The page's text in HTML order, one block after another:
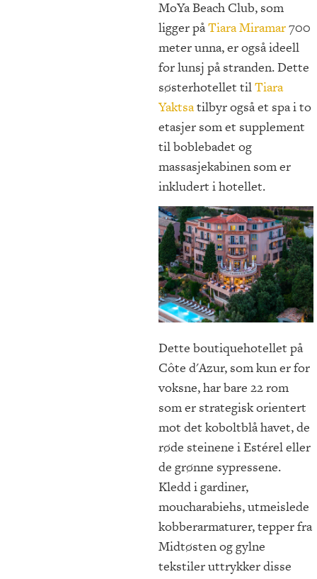
MoYa Beach Club, som
ligger påTiara Miramar700
meter unna, er også ideell
for lunsj på stranden. Dette
søsterhotellet tilTiara
Yaktsatilbyr også et spa i to
etasjer som et supplement
til boblebadet og
massasjekabinen som er
inkludert i hotellet.
Dette boutiquehotellet på
Côte d'Azur, som kun er for
voksne, har bare 22 rom
som er strategisk orientert
mot det koboltblå havet, de
røde steinene i Estérel eller
de grønne sypressene.
Kledd i gardiner,
moucharabiehs, utmeislede
kobberarmaturer, tepper fra
Midtøsten og gylne
tekstiler uttrykker disse